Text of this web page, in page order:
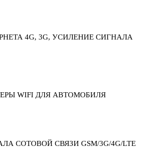
4G, 3G, УСИЛЕНИЕ СИГНАЛА
WIFI ДЛЯ АВТОМОБИЛЯ
СОТОВОЙ СВЯЗИ GSM/3G/4G/LTE